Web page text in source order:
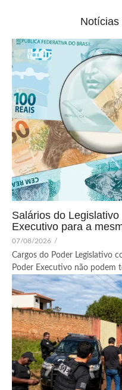
Notícias
Salários do
Executivo para a
07/08/2026 /
Cargos do Poder Legislativo
Poder Executivo não podem